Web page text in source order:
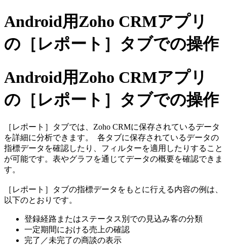
Android用Zoho CRMアプリ
の［レポート］タブでの操作
Android用Zoho CRMアプリ
の［レポート］タブでの操作
［レポート］タブでは、Zoho CRMに保存されているデータ
を詳細に分析できます。 各タブに保存されているデータの
指標データを確認したり、フィルターを適用したりすること
が可能です。表やグラフを通じてデータの概要を確認できま
す。
［レポート］タブの指標データをもとに行える内容の例は、
以下のとおりです。
登録経路またはステータス別での見込み客の分類
一定期間における売上の確認
完了／未完了の商談の表示